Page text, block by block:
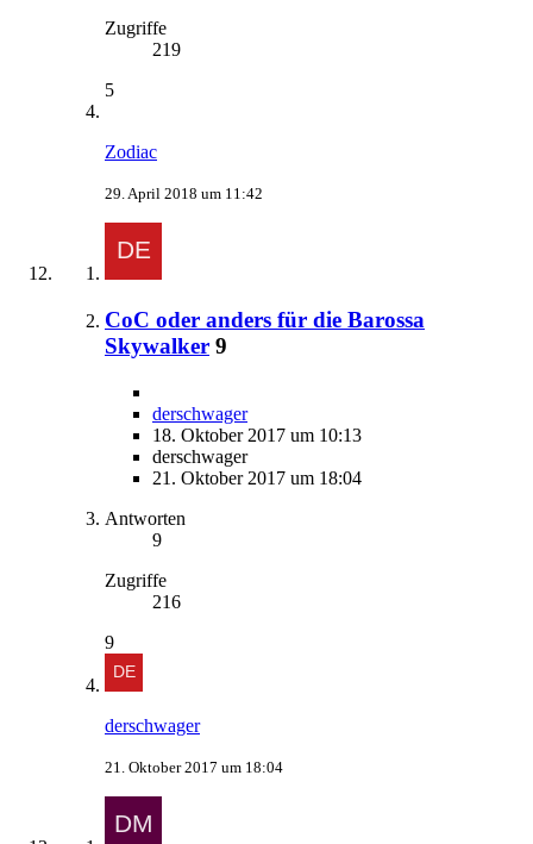
Zugriffe
219
5
Zodiac
29. April 2018 um 11:42
CoC oder anders für die Barossa
Skywalker 9
derschwager
18. Oktober 2017 um 10:13
derschwager
21. Oktober 2017 um 18:04
Antworten
9
Zugriffe
216
9
derschwager
21. Oktober 2017 um 18:04